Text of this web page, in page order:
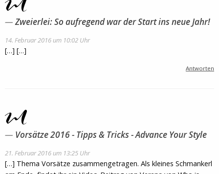
Zweierlei: So aufregend war der Start ins neue Jahr!
14. Februar 2016 um 10:02 Uhr
[…] […]
Antworten
Vorsätze 2016 - Tipps & Tricks - Advance Your Style
21. Februar 2016 um 13:25 Uhr
[…] Thema Vorsätze zusammengetragen. Als kleines Schmankerl